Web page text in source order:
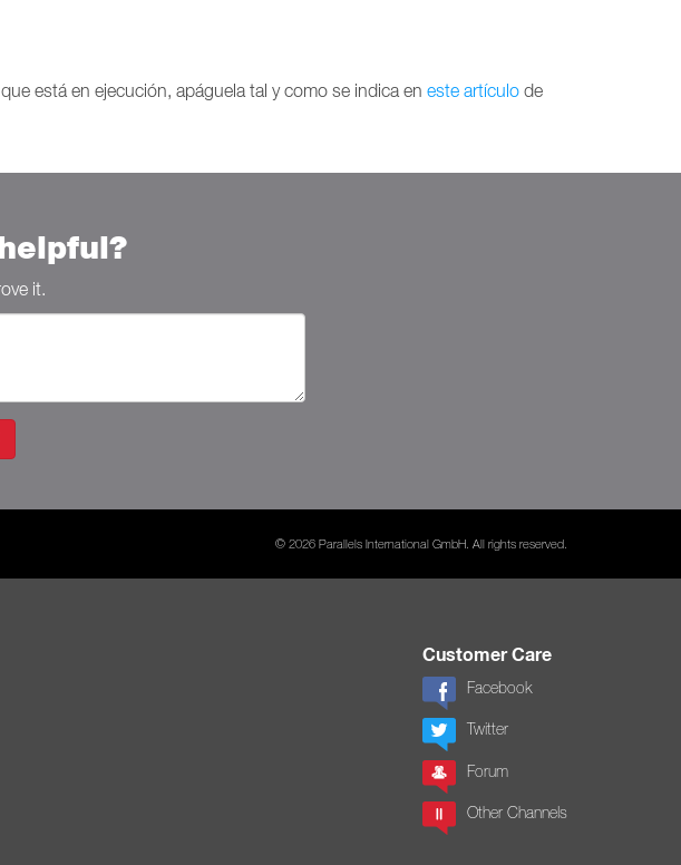
está en ejecución, apáguela tal y como se indica en este artículo de
it.
© 2026 Parallels International GmbH. All rights reserved.
Customer Care
Facebook
Twitter
Forum
Other Channels